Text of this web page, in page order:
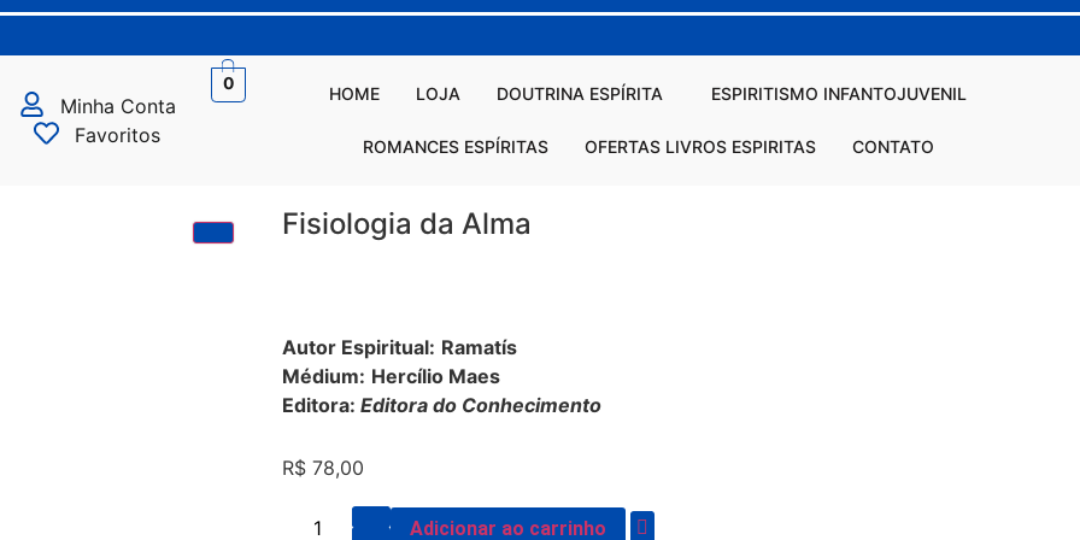
Minha Conta
Favoritos
0 HOME LOJA DOUTRINA ESPÍRITA ESPIRITISMO INFANTOJUVENIL
ROMANCES ESPÍRITAS OFERTAS LIVROS ESPIRITAS CONTATO
Fisiologia da Alma
Autor Espiritual: Ramatís
Médium: Hercílio Maes
Editora: Editora do Conhecimento
R$ 78,00
Adicionar ao carrinho